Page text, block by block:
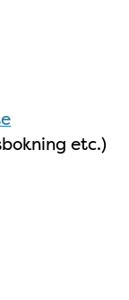
etc.)